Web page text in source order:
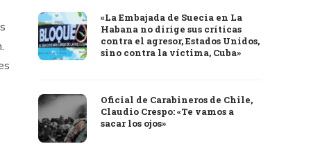
«La Embajada de Suecia en La
Habana no dirige sus críticas
contra el agresor, Estados Unidos,
sino contra la víctima, Cuba»
Oficial de Carabineros de Chile,
Claudio Crespo: «Te vamos a
sacar los ojos»